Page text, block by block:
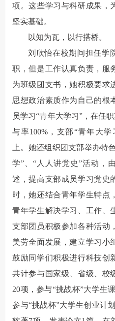
项。这些学习与科研成果，
坚实基础。
以知为瓦，以行搭桥。
刘欣怡在校期间担任学
职，但是工作认真负责，服
为班级团支书，她积极要求
思想政治素质作为自己的根
员学习“青年大学习”，在任
与率100%，支部“青年大
上。她还组织团支部举办特
学”、“人人讲党史”活动，
述，提高支部成员学习党史
时，她还结合青年学生特点
青年学生解决学习、工作、
支部团员积极参加各种活动
美劳全面发展，建立学习小
鼓励同学们积极进行科技创
共计参与国家级、省级、校
20项，参与“挑战杯”大学生
参与“挑战杯”大学生创业计